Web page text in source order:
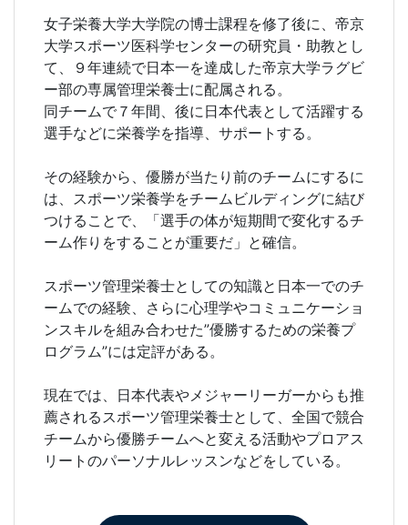
女子栄養大学大学院の博士課程を修了後に、帝京
大学スポーツ医科学センターの研究員・助教とし
て、９年連続で日本一を達成した帝京大学ラグビ
ー部の専属管理栄養士に配属される。
同チームで７年間、後に日本代表として活躍する
選手などに栄養学を指導、サポートする。
その経験から、優勝が当たり前のチームにするに
は、スポーツ栄養学をチームビルディングに結び
つけることで、「選手の体が短期間で変化するチ
ーム作りをすることが重要だ」と確信。
スポーツ管理栄養士としての知識と日本一でのチ
ームでの経験、さらに心理学やコミュニケーショ
ンスキルを組み合わせた”優勝するための栄養プ
ログラム”には定評がある。
現在では、日本代表やメジャーリーガーからも推
薦されるスポーツ管理栄養士として、全国で競合
チームから優勝チームへと変える活動やプロアス
リートのパーソナルレッスンなどをしている。